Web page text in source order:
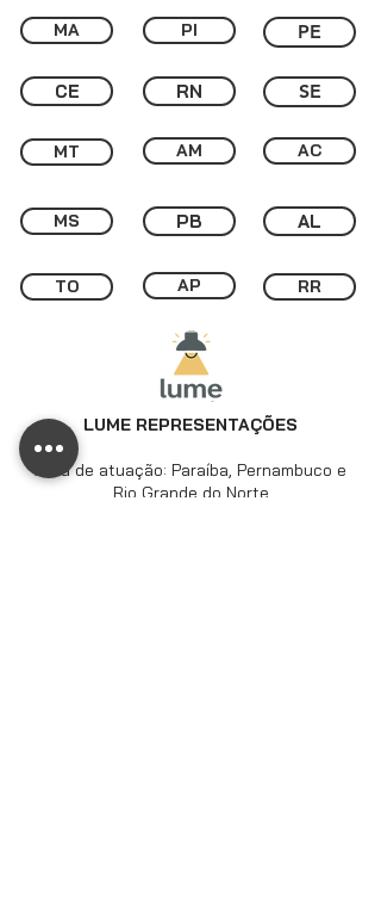
MA
CE
MT
PI
RN
AM
PE
SE
AC
MS
TO
PB
AP
AL
RR
LUME REPRESENTAÇÕES
Área de atuação: Paraíba, Pernambuco e
Rio Grande do Norte